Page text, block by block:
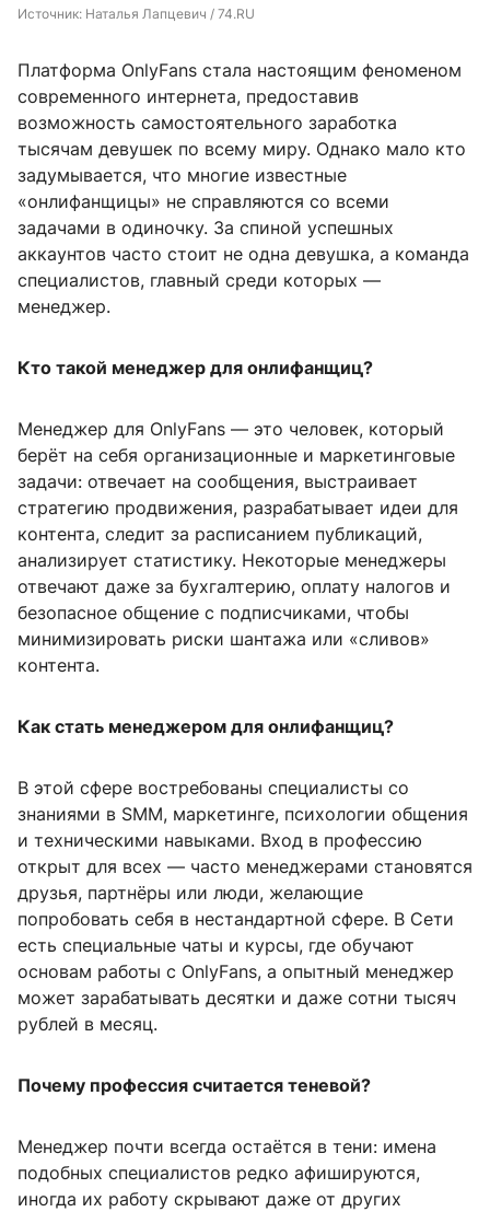
Источник: Наталья Лапцевич / 74.RU
Платформа OnlyFans стала настоящим феноменом
современного интернета, предоставив
возможность самостоятельного заработка
тысячам девушек по всему миру. Однако мало кто
задумывается, что многие известные
«онлифанщицы» не справляются со всеми
задачами в одиночку. За спиной успешных
аккаунтов часто стоит не одна девушка, а команда
специалистов, главный среди которых —
менеджер.
Кто такой менеджер для онлифанщиц?
Менеджер для OnlyFans — это человек, который
берёт на себя организационные и маркетинговые
задачи: отвечает на сообщения, выстраивает
стратегию продвижения, разрабатывает идеи для
контента, следит за расписанием публикаций,
анализирует статистику. Некоторые менеджеры
отвечают даже за бухгалтерию, оплату налогов и
безопасное общение с подписчиками, чтобы
минимизировать риски шантажа или «сливов»
контента.
Как стать менеджером для онлифанщиц?
В этой сфере востребованы специалисты со
знаниями в SMM, маркетинге, психологии общения
и техническими навыками. Вход в профессию
открыт для всех — часто менеджерами становятся
друзья, партнёры или люди, желающие
попробовать себя в нестандартной сфере. В Сети
есть специальные чаты и курсы, где обучают
основам работы с OnlyFans, а опытный менеджер
может зарабатывать десятки и даже сотни тысяч
рублей в месяц.
Почему профессия считается теневой?
Менеджер почти всегда остаётся в тени: имена
подобных специалистов редко афишируются,
иногда их работу скрывают даже от других